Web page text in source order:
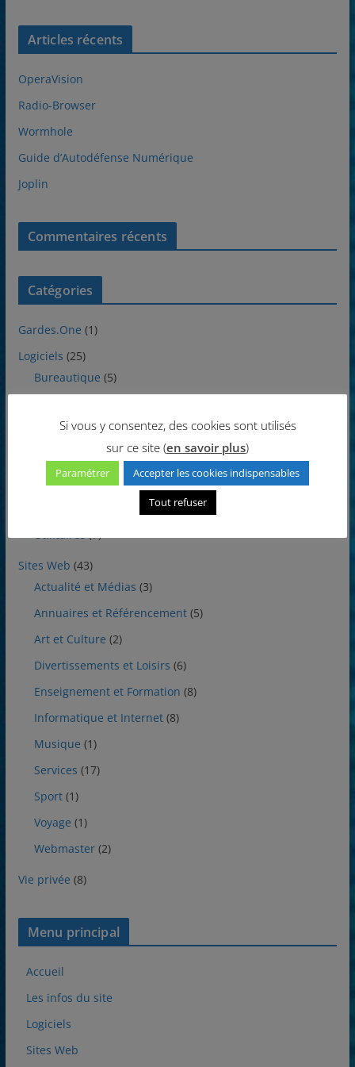
Articles récents
OperaVision
Radio-Browser
Wormhole
Guide d’Autodéfense Numérique
Joplin
Commentaires récents
Catégories
Gardes.One (1)
Logiciels (25)
Bureautique (5)
Divers(1)
Multimédia(8)
Sites Web (43)
Actualité et Médias (3)
Annuaires et Référencement(5)
Art et Culture (2)
Divertissements et Loisirs (6)
Enseignement et Formation (8)
Informatique et Internet(8)
Musique (1)
Services (17)
Sport(1)
Voyage (1)
Webmaster(2)
Vie privée (8)
Menu principal
Accueil
Les infos du site
Logiciels
Sites Web
Si vous y consentez, des cookies sont utilisés
sur ce site (en savoir plus)
Paramétrer Accepter les cookies indispensables
Tout refuser